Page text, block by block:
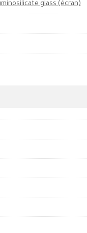
glass (écran)